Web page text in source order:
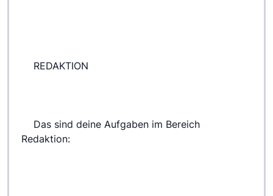
REDAKTION
Redaktion: